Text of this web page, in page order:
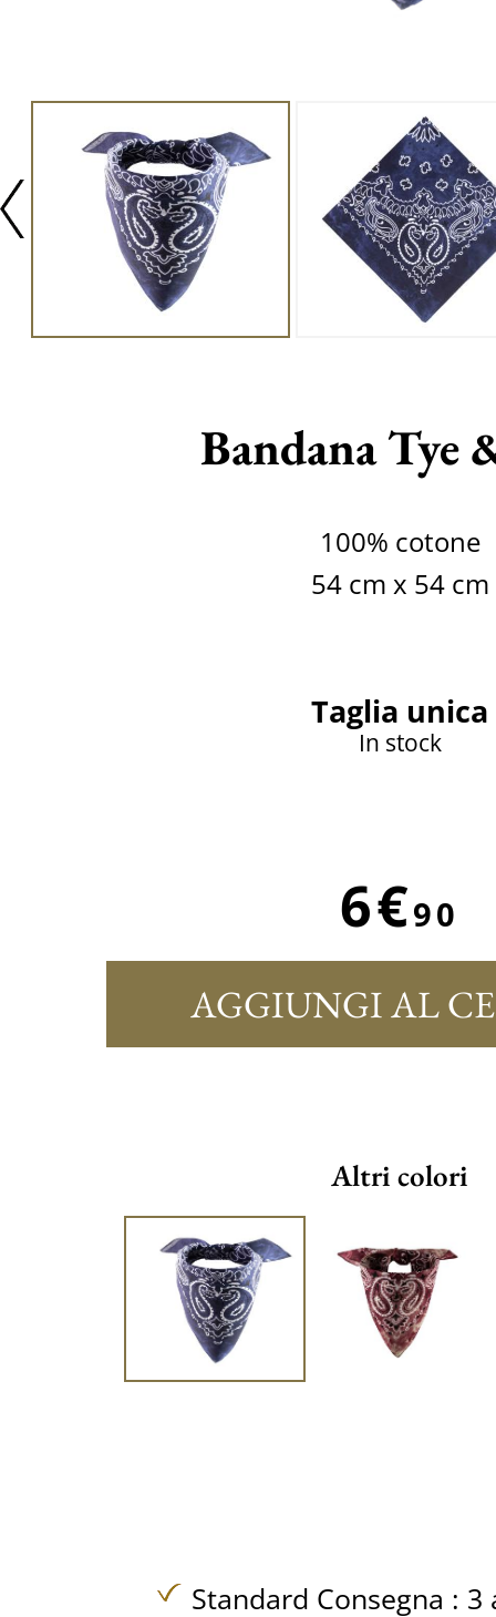
Bandana Tye
100% cotone
54 cm x 54 cm
Taglia unica
In stock
6€90
AGGIUNGI AL
Altri colori
Standard Consegna : 3